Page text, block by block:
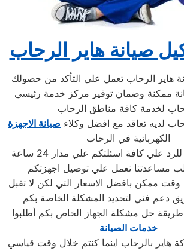
صيانة هاير الرحاب
ممكنة وضمان توفير مركز خدمة رئيسي
لخدمة كافة مناطق الرحاب
لديه تعاقد مع افضل وكلاء صيانة الاجهزة
الكهربائية في الرحاب
وفريق مخصص للرد علي كافة اسئلتكم علي مدار 24 ساعة
مساعدتنا نعمل علي توصيل اجهزتكم
وقت ممكن بافضل الاسعار التي لكن لا تقبل
دعم فني لتحديد المشكلة الخاصة بكم
حل مشكلة الجهاز الخاص بكم أطلبوا
خدمات الصيانة